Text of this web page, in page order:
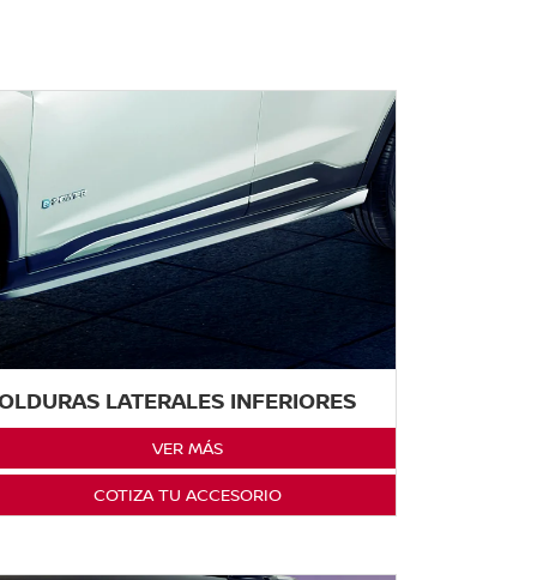
LATERALES INFERIORES
VER MÁS
COTIZA TU ACCESORIO